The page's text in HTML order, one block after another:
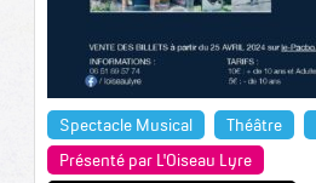
Spectacle Musical Théâtre
Présenté par L'Oiseau Lyre